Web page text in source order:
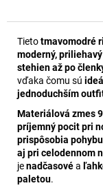
Tietotmavomodré
moderný,
stehien až po
vďaka čomu sú
jednoduchším
Materiálová zmes
príjemný pocit pri
prispôsobia
aj pri celodennom
jenadčasovéa
paletou.